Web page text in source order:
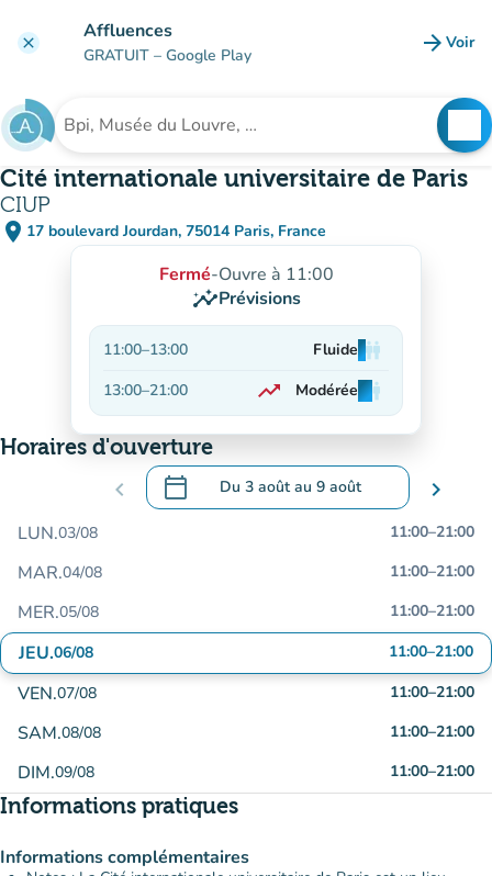
clear Affluences
GRATUIT – Google Play arrow_forward Voir
Rechercher un établissement
Cité internationale universitaire de Paris
CIUP
place 17 boulevard Jourdan, 75014 Paris, France
(ouvrir dans Google Maps)
(nouvel onglet)
Fermé-Ouvre à 11:00
insightsPrévisions
11:00–13:00 Fluideman
man
man
13:00–21:00 trending_up
En hausse
Modéréeman
man
man
Horaires d'ouverture
chevron_left calendar_today Du 3 aoûtau 9 août
.Ouvrir le calendrier pour changer de
chevron_right
LUN.03/08 11:00–21:00
MAR.04/08 11:00–21:00
MER.05/08 11:00–21:00
JEU.06/08 11:00–21:00
VEN.07/08 11:00–21:00
SAM.08/08 11:00–21:00
DIM.09/08 11:00–21:00
Informations pratiques
Informations complémentaires